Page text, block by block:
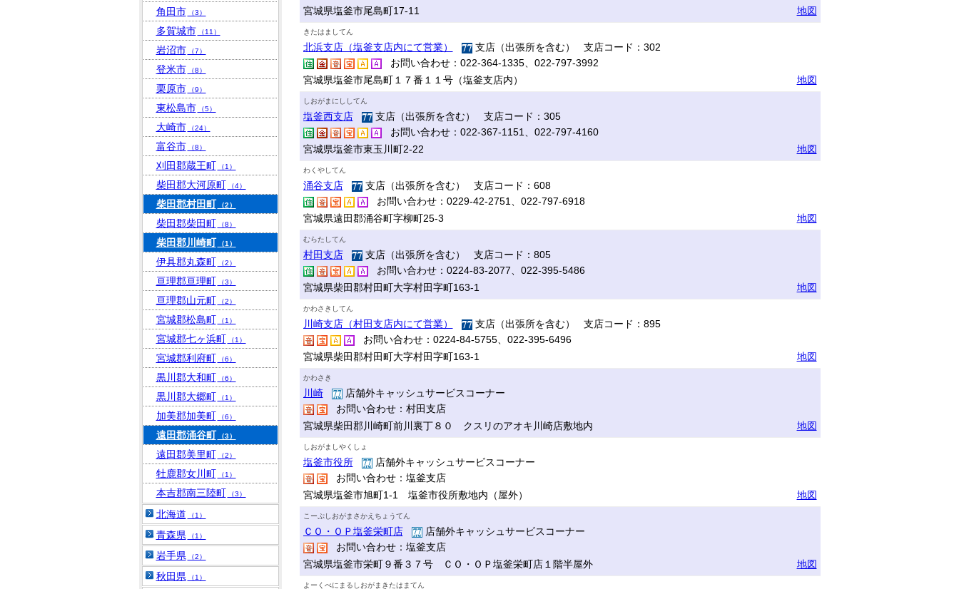
宮城県塩釜市尾島町17‐11
地図
きたはましてん
北浜支店（塩釜支店内にて営業）
支店（出張所を含む） 支店コード：302
お問い合わせ：022-364-1335、022-797-3992
宮城県塩釜市尾島町１７番１１号（塩釜支店内）
地図
しおがまにししてん
塩釜西支店
支店（出張所を含む） 支店コード：305
お問い合わせ：022-367-1151、022-797-4160
宮城県塩釜市東玉川町2-22
地図
わくやしてん
涌谷支店
支店（出張所を含む） 支店コード：608
お問い合わせ：0229-42-2751、022-797-6918
宮城県遠田郡涌谷町字柳町25-3
地図
むらたしてん
村田支店
支店（出張所を含む） 支店コード：805
お問い合わせ：0224-83-2077、022-395-5486
宮城県柴田郡村田町大字村田字町163-1
地図
かわさきしてん
川崎支店（村田支店内にて営業）
支店（出張所を含む） 支店コード：895
お問い合わせ：0224-84-5755、022-395-6496
宮城県柴田郡村田町大字村田字町163-1
地図
かわさき
川崎
店舗外キャッシュサービスコーナー
お問い合わせ：村田支店
宮城県柴田郡川崎町前川裏丁８０ クスリのアオキ川崎店敷地内
地図
しおがましやくしょ
塩釜市役所
店舗外キャッシュサービスコーナー
お問い合わせ：塩釜支店
宮城県塩釜市旭町1-1 塩釜市役所敷地内（屋外）
地図
こーぷしおがまさかえちょうてん
ＣＯ・ＯＰ塩釜栄町店
店舗外キャッシュサービスコーナー
お問い合わせ：塩釜支店
宮城県塩釜市栄町９番３７号 ＣＯ・ＯＰ塩釜栄町店１階半屋外
地図
よーくべにまるしおがまきたはまてん
角田市 （3）
多賀城市 （11）
岩沼市 （7）
登米市 （8）
栗原市 （9）
東松島市 （5）
大崎市 （24）
富谷市 （8）
刈田郡蔵王町 （1）
柴田郡大河原町 （4）
柴田郡村田町 （2）
柴田郡柴田町 （8）
柴田郡川崎町 （1）
伊具郡丸森町 （2）
亘理郡亘理町 （3）
亘理郡山元町 （2）
宮城郡松島町 （1）
宮城郡七ヶ浜町 （1）
宮城郡利府町 （6）
黒川郡大和町 （6）
黒川郡大郷町 （1）
加美郡加美町 （6）
遠田郡涌谷町 （3）
遠田郡美里町 （2）
牡鹿郡女川町 （1）
本吉郡南三陸町 （3）
北海道 （1）
青森県 （1）
岩手県 （2）
秋田県 （1）